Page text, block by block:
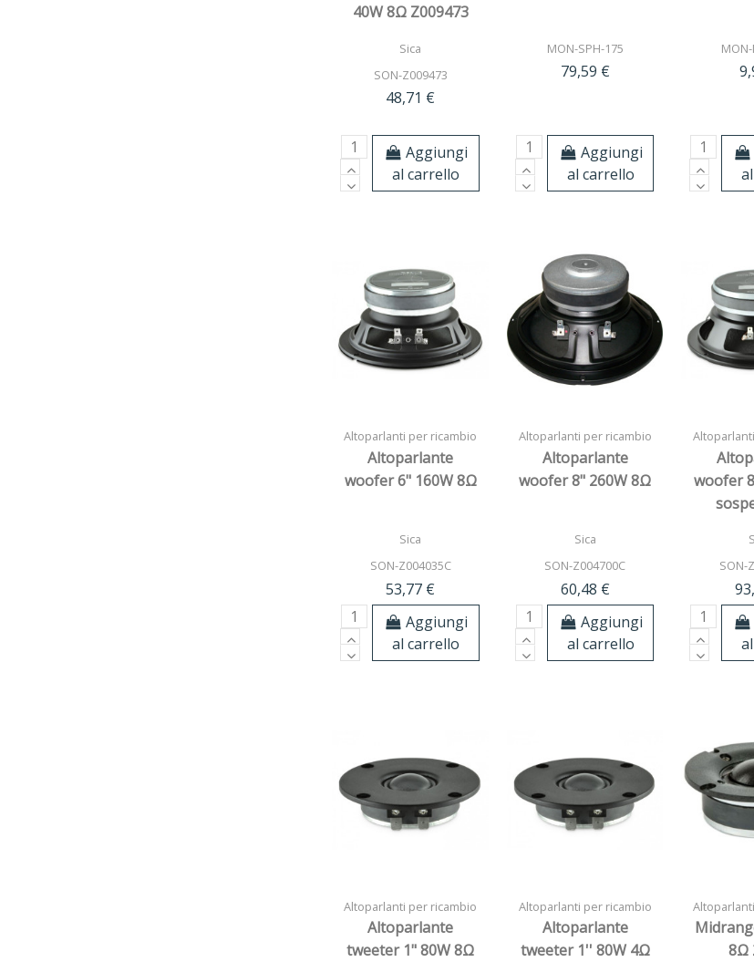
40W 8Ω Z009473
Sica
SON-Z009473
48,71 €
Aggiungi
al carrello
MON-SPH-175
79,59 €
Aggiungi
al carrello
Altoparlanti per ricambio
Altoparlante
woofer 6" 160W 8Ω
Sica
SON-Z004035C
53,77 €
Aggiungi
al carrello
Altoparlanti per ricambio
Altoparlante
woofer 8" 260W 8Ω
Sica
SON-Z004700C
60,48 €
Aggiungi
al carrello
woofer
SON-
Altoparlanti per ricambio
Altoparlante
tweeter 1" 80W 8Ω
Altoparlanti per ricambio
Altoparlante
tweeter 1'' 80W 4Ω
8Ω